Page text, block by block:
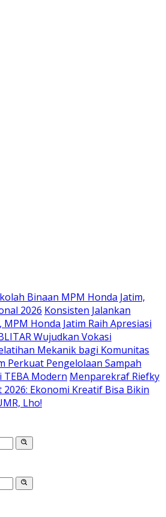
Binaan MPM Honda Jatim,
2026 Konsisten Jalankan
Honda Jatim Raih Apresiasi
Wujudkan Vokasi
Mekanik bagi Komunitas
Perkuat Pengelolaan Sampah
Modern Menparekraf Riefky
2026: Ekonomi Kreatif Bisa Bikin
Lho!